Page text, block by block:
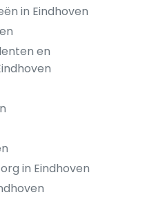
in Eindhoven
en
in Eindhoven